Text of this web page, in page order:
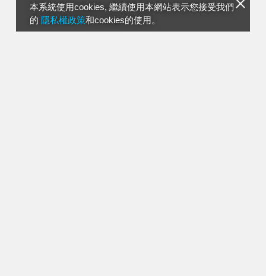
本系統使用cookies, 繼續使用本網站表示您接受我們
的 隱私權政策和cookies的使用。